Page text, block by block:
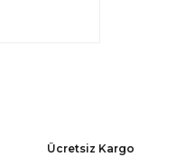
Ücretsiz Kargo